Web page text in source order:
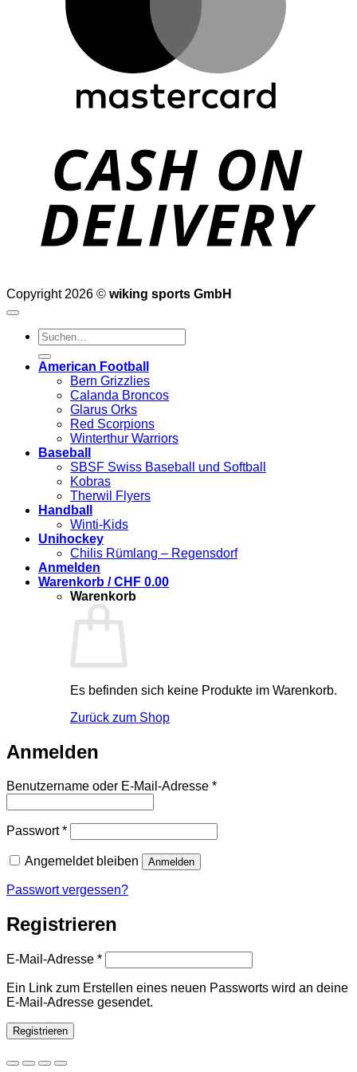
Copyright 2026 © wiking sports GmbH
Suchen
nach:
American Football
Bern Grizzlies
Calanda Broncos
Glarus Orks
Red Scorpions
Winterthur Warriors
Baseball
SBSF Swiss Baseball und Softball
Kobras
Therwil Flyers
Handball
Winti-Kids
Unihockey
Chilis Rümlang – Regensdorf
Anmelden
Warenkorb /CHF 0.00
Warenkorb
Es befinden sich keine Produkte im Warenkorb.
Zurück zum Shop
Anmelden
Benutzername oder E-Mail-Adresse *Erforderlich
Passwort*Erforderlich
Angemeldet bleiben Anmelden
Passwort vergessen?
Registrieren
E-Mail-Adresse *Erforderlich
Ein Link zum Erstellen eines neuen Passworts wird an deine
E-Mail-Adresse gesendet.
Registrieren